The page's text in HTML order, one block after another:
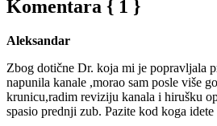
Komentara { 1 }
Aleksandar
Zbog dotične Dr. koja mi je popravljala
napunila kanale ,morao sam posle više
krunicu,radim reviziju kanala i hirušku
spasio prednji zub. Pazite kod koga idete